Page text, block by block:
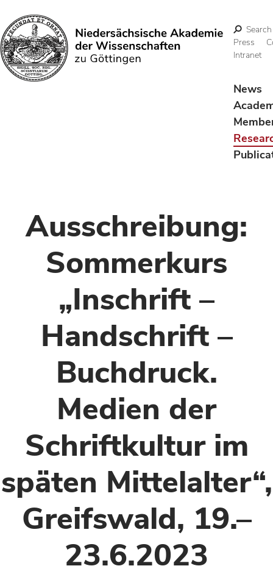
Search
Search
Press
Intranet
News
Ausschreibung:
Sommerkurs
„Inschrift –
Handschrift –
Buchdruck.
Medien der
Schriftkultur im
späten Mittelalter“,
Greifswald, 19.–
23.6.2023